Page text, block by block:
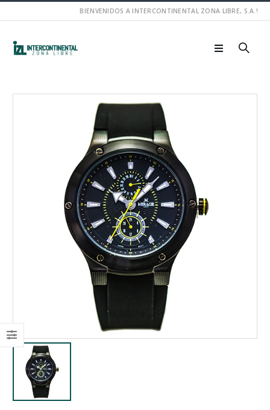
BIENVENIDOS A INTERCONTINENTAL ZONA LIBRE, S.A.!